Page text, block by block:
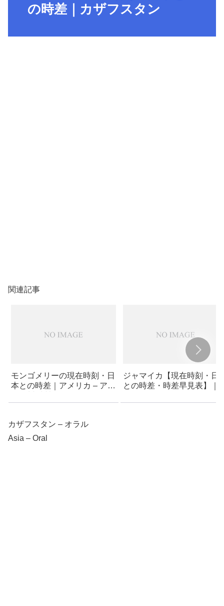
の時差｜カザフスタン
関連記事
モンゴメリーの現在時刻・日
本との時差｜アメリカ – アラ
ジャマイカ【現在時刻・日
との時差・時差早見表】｜
カザフスタン – オラル
Asia – Oral